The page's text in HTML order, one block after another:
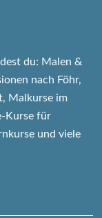
du: Malen &
nach Föhr,
Malkurse im
Kurse für
und viele